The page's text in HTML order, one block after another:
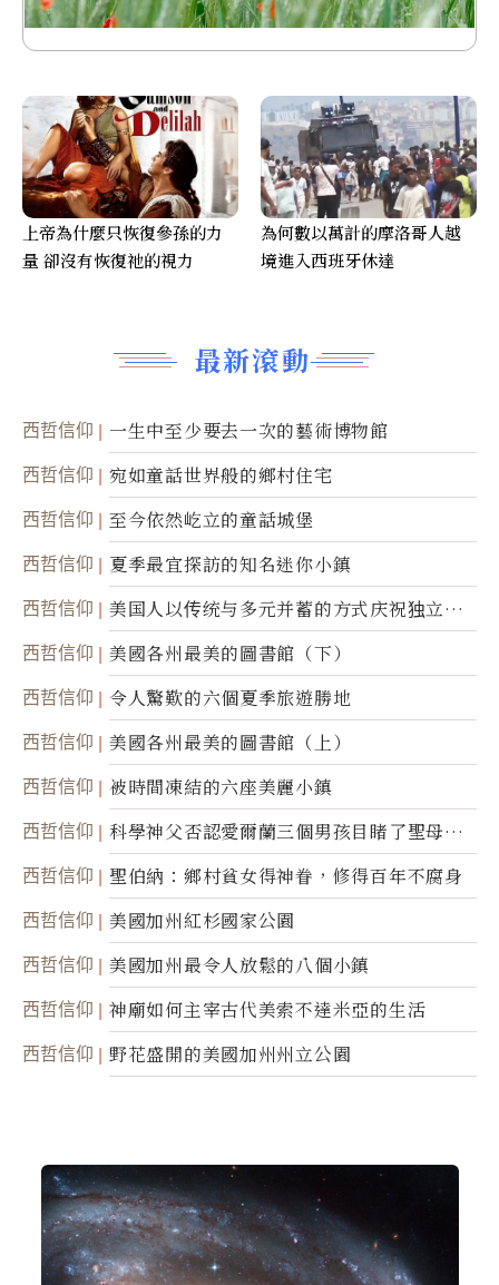
最新滾動
西哲信仰 一生中至少要去一次的藝術博物館
西哲信仰 宛如童話世界般的鄉村住宅
西哲信仰 至今依然屹立的童話城堡
西哲信仰 夏季最宜探訪的知名迷你小鎮
西哲信仰
美国人以传统与多元并蓄的方式庆祝独立日2
50周年
西哲信仰 美國各州最美的圖書館（下）
西哲信仰 令人驚歎的六個夏季旅遊勝地
西哲信仰 美國各州最美的圖書館（上）
西哲信仰 被時間凍結的六座美麗小鎮
西哲信仰
科學神父否認愛爾蘭三個男孩目睹了聖母顯
靈
西哲信仰 聖伯納：鄉村貧女得神眷，修得百年不腐身
西哲信仰 美國加州紅杉國家公園
西哲信仰 美國加州最令人放鬆的八個小鎮
西哲信仰 神廟如何主宰古代美索不達米亞的生活
西哲信仰 野花盛開的美國加州州立公園
上帝為什麼只恢復參孫的力
量 卻沒有恢復祂的視力
為何數以萬計的摩洛哥人越
境進入西班牙休達